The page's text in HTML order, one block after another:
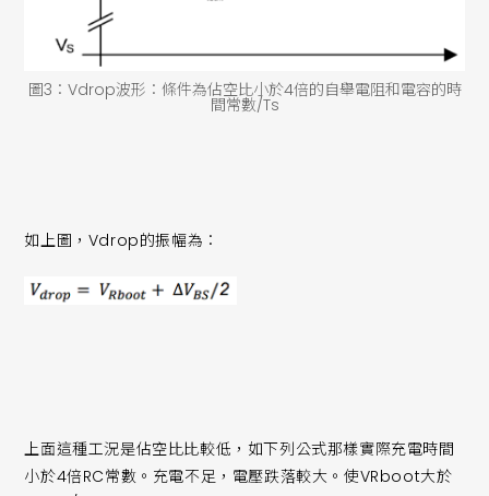
圖3：Vdrop波形：條件為佔空比小於4倍的自舉電阻和電容的時
間常數/Ts
如上圖，Vdrop的振幅為：
上面這種工況是佔空比比較低，如下列公式那樣實際充電時間
小於4倍RC常數。充電不足，電壓跌落較大。使VRboot大於